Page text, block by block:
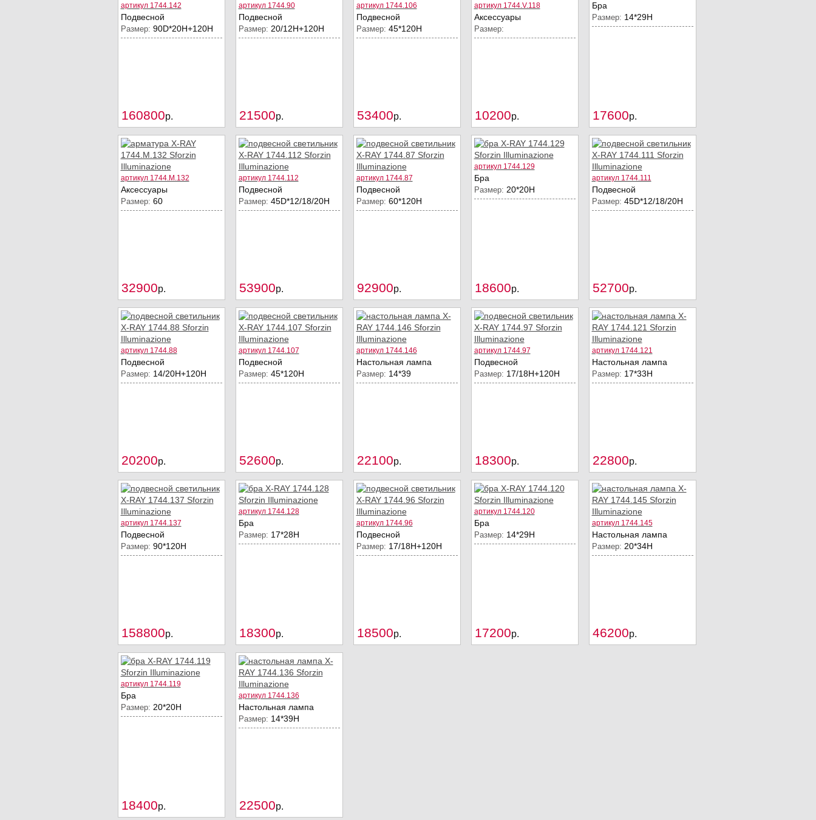
артикул 1744.142
Подвесной
Размер: 90D*20Н+120Н
160800p.
артикул 1744.90
Подвесной
Размер: 20/12Н+120Н
21500p.
артикул 1744.106
Подвесной
Размер: 45*120H
53400p.
артикул 1744.V.118
Аксессуары
Размер:
10200p.
Бра
Размер: 14*29H
17600p.
артикул 1744.M.132
Аксессуары
Размер: 60
32900p.
артикул 1744.112
Подвесной
Размер: 45D*12/18/20Н
53900p.
артикул 1744.87
Подвесной
Размер: 60*120Н
92900p.
артикул 1744.129
Бра
Размер: 20*20H
18600p.
артикул 1744.111
Подвесной
Размер: 45D*12/18/20Н
52700p.
артикул 1744.88
Подвесной
Размер: 14/20Н+120Н
20200p.
артикул 1744.107
Подвесной
Размер: 45*120H
52600p.
артикул 1744.146
Настольная лампа
Размер: 14*39
22100p.
артикул 1744.97
Подвесной
Размер: 17/18Н+120Н
18300p.
артикул 1744.121
Настольная лампа
Размер: 17*33H
22800p.
артикул 1744.137
Подвесной
Размер: 90*120H
158800p.
артикул 1744.128
Бра
Размер: 17*28H
18300p.
артикул 1744.96
Подвесной
Размер: 17/18Н+120Н
18500p.
артикул 1744.120
Бра
Размер: 14*29H
17200p.
артикул 1744.145
Настольная лампа
Размер: 20*34Н
46200p.
артикул 1744.119
Бра
Размер: 20*20H
18400p.
артикул 1744.136
Настольная лампа
Размер: 14*39Н
22500p.